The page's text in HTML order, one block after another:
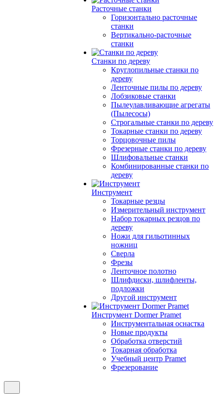
Расточные станки
Горизонтально расточные
станки
Вертикально-расточные
станки
Станки по дереву
Круглопильные станки по
дереву
Ленточные пилы по дереву
Лобзиковые станки
Пылеулавливающие агрегаты
(Пылесосы)
Строгальные станки по дереву
Токарные станки по дереву
Торцовочные пилы
Фрезерные станки по дереву
Шлифовальные станки
Комбинированные станки по
дереву
Инструмент
Токарные резцы
Измерительный инструмент
Набор токарных резцов по
дереву
Ножи для гильотинных
ножниц
Сверла
Фрезы
Ленточное полотно
Шлифдиски, шлифленты,
подложки
Другой инструмент
Инструмент Dormer Pramet
Инструментальная оснастка
Новые продукты
Обработка отверстий
Токарная обработка
Учебный центр Pramet
Фрезерование